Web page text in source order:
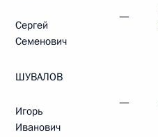
Сергей
Семенович
—
ШУВАЛОВ
Игорь
Иванович
—